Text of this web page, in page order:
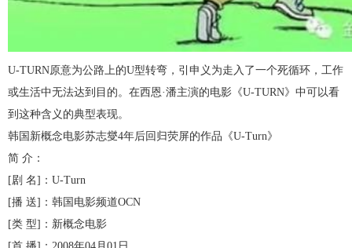
U-TURN原意为公路上的U型转弯，引申义为走入了一个死循环，工作
或生活中无法达到目的。在西恩·潘主演的电影《U-TURN》中可以看
到这种含义的典型表现。
韩国新概念电影苏志燮4年后回归荧屏的作品《U-Turn》
简 介：
[剧 名]：U-Turn
[播 送]：韩国电影频道OCN
[类 型]：新概念电影